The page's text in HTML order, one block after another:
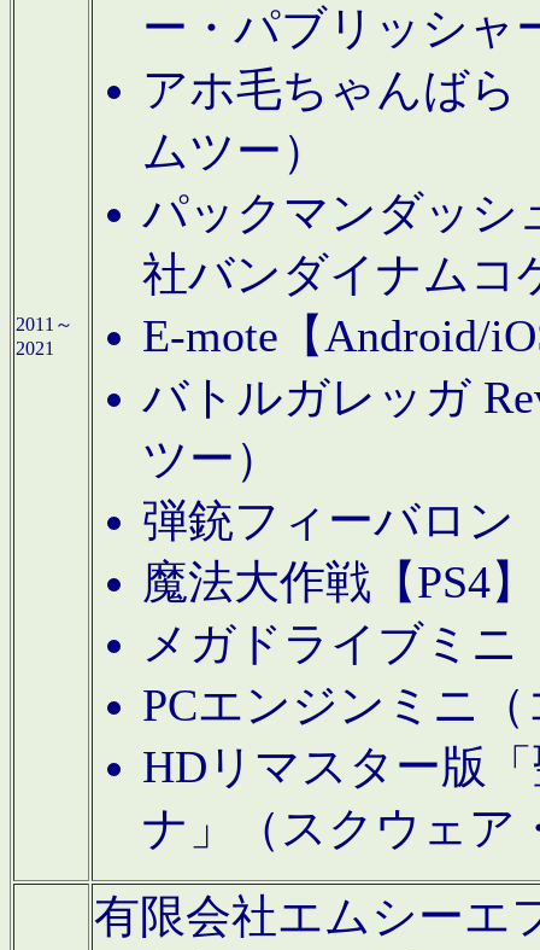
2011～
2021
ー・パブリッシャ
アホ毛ちゃんばら
ムツー）
パックマンダッシ
社バンダイナムコ
E-mote【Android/
バトルガレッガ
ツー）
弾銃フィーバロン
魔法大作戦【PS4
メガドライブミニ
PCエンジンミニ
HDリマスター版
ナ」（スクウェア
有限会社エムシーエ